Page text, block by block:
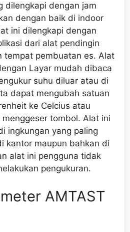
dilengkapi dengan jam
dengan baik di indoor
ini dilengkapi dengan
dari alat pendingin
tempat pembuatan es. Alat
Layar mudah dibaca
suhu diluar atau di
dapat mengubah satuan
ke Celcius atau
tombol. Alat ini
ingkungan yang paling
kantor maupun bahkan di
alat ini pengguna tidak
pengukuran.
AMTAST